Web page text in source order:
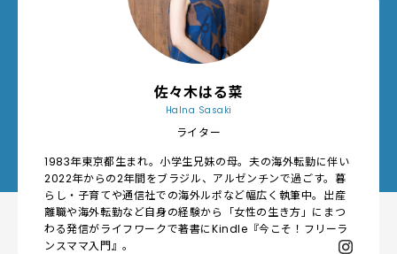
佐々木はる菜
Halna Sasaki
ライター
1983年東京都生まれ。小学生兄妹の母。夫の海外転勤に伴い
2022年からの2年間をブラジル、アルゼンチンで過ごす。暮
らし・子育てや通信社での海外ルポなど幅広く執筆中。出産
離職や海外転勤など自身の経験から「女性の生き方」にまつ
わる発信がライフワークで著書にKindle『今こそ！フリーラ
ンスママ入門』。